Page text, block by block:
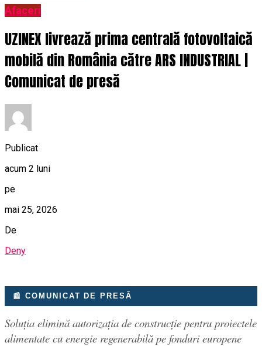
Afaceri
UZINEX livrează prima centrală fotovoltaică
mobilă din România către ARS INDUSTRIAL |
Comunicat de presă
Publicat
acum 2 luni
pe
mai 25, 2026
De
Deny
📰 COMUNICAT DE PRESĂ
Soluția elimină autorizația de construcție pentru proiectele
alimentate cu energie regenerabilă pe fonduri europene